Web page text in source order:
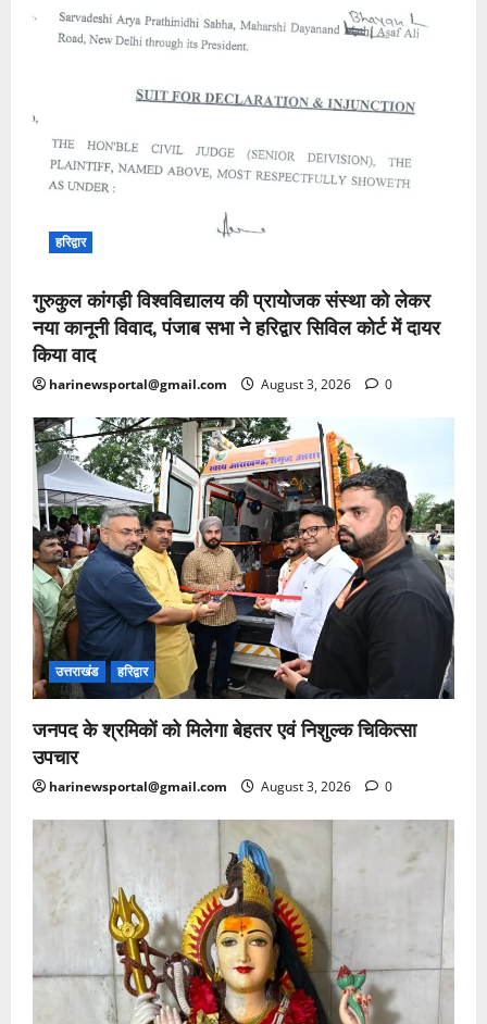
हरिद्वार
गुरुकुल कांगड़ी विश्वविद्यालय की प्रायोजक संस्था को लेकर
नया कानूनी विवाद, पंजाब सभा ने हरिद्वार सिविल कोर्ट में दायर
किया वाद
harinewsportal@gmail.com August 3, 2026 0
उत्तराखंड हरिद्वार
जनपद के श्रमिकों को मिलेगा बेहतर एवं निशुल्क चिकित्सा
उपचार
harinewsportal@gmail.com August 3, 2026 0